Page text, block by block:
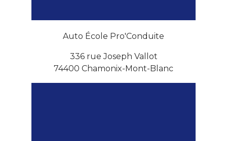
Auto École Pro'Conduite
336 rue Joseph Vallot
74400 Chamonix-Mont-Blanc